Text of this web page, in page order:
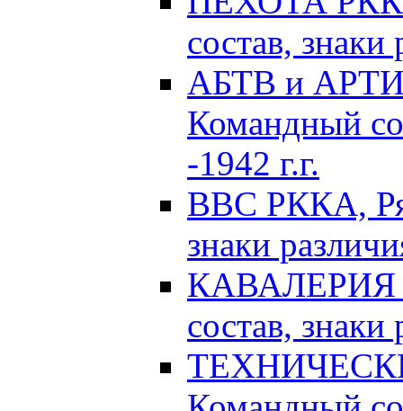
состав, знаки
АБТВ и
Командный
-1942 г.г.
ВВС РККА,
знаки
КАВАЛЕРИЯ
состав, знаки